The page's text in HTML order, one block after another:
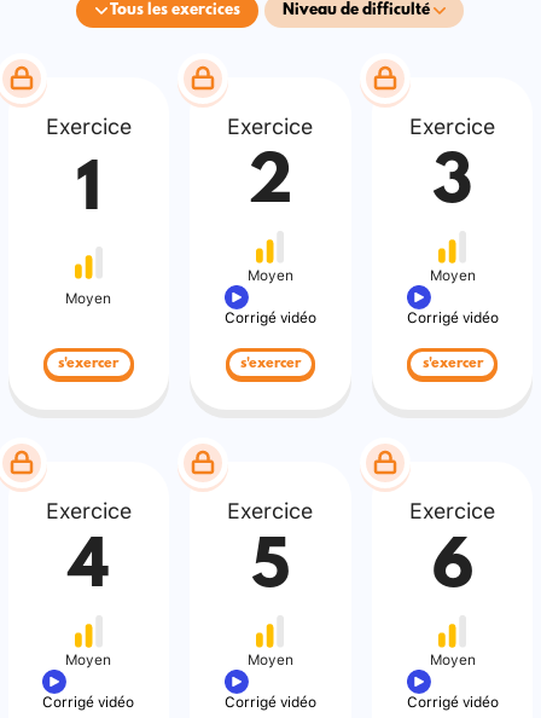
Tous les exercices Niveau de difficulté
Exercice
1
Moyen
s'exercer
Exercice
2
Moyen
Corrigé vidéo
s'exercer
Exercice
3
Moyen
Corrigé vidéo
s'exercer
Exercice
4
Moyen
Corrigé vidéo
Exercice
5
Moyen
Corrigé vidéo
Exercice
6
Moyen
Corrigé vidéo